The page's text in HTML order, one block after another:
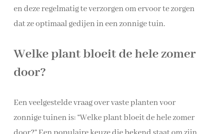
en deze regelmatig te verzorgen om ervoor te zorgen
dat ze optimaal gedijen in een zonnige tuin.
Welke plant bloeit de hele zomer
door?
Een veelgestelde vraag over vaste planten voor
zonnige tuinen is: “Welke plant bloeit de hele zomer